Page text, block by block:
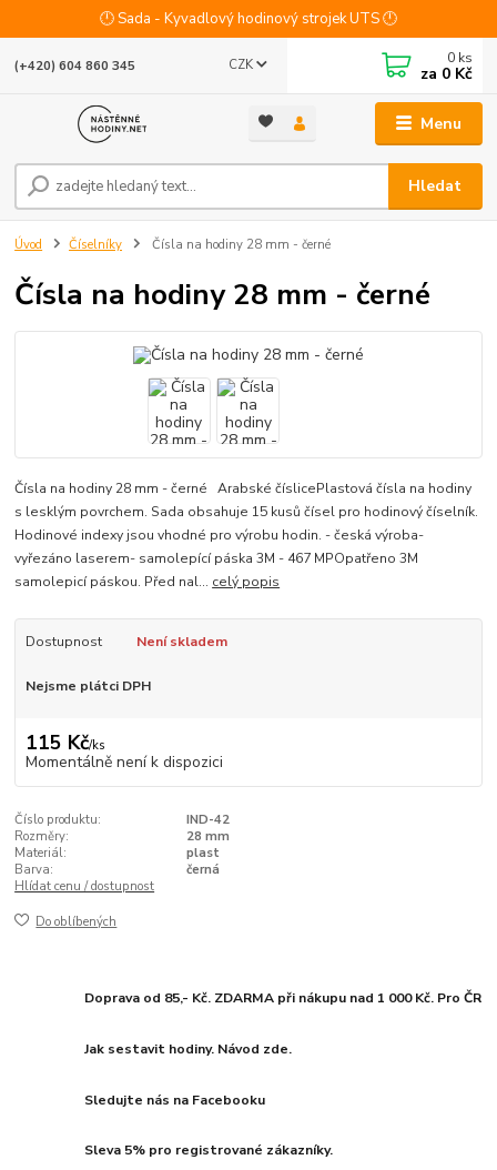
🕛 Sada - Kyvadlový hodinový strojek UTS 🕛
Menu
CZK
Hledat
(+420) 604 860 345 0 ks
za 0 Kč
Úvod Číselníky Čísla na hodiny 28 mm - černé
Čísla na hodiny 28 mm - černé
Čísla na hodiny 28 mm - černé Arabské číslicePlastová čísla na hodiny
s lesklým povrchem. Sada obsahuje 15 kusů čísel pro hodinový číselník.
Hodinové indexy jsou vhodné pro výrobu hodin. - česká výroba-
vyřezáno laserem- samolepící páska 3M - 467 MPOpatřeno 3M
samolepicí páskou. Před nal... celý popis
Dostupnost Není skladem
Nejsme plátci DPH
115 Kč/ks
Momentálně není k dispozici
Číslo produktu:
IND-42
Rozměry:
28 mm
Materiál:
plast
Barva:
černá
Hlídat cenu / dostupnost
Do oblíbených
Doprava od 85,- Kč. ZDARMA při nákupu nad 1 000 Kč. Pro ČR
Jak sestavit hodiny. Návod zde.
Sledujte nás na Facebooku
Sleva 5% pro registrované zákazníky.